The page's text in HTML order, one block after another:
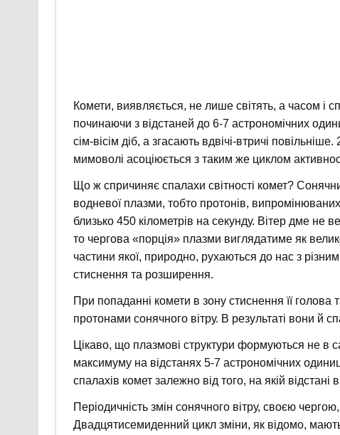
Комети, виявляється, не лише світять, а часом і
починаючи з відстаней до 6-7 астрономічних
сім-вісім діб, а згасають вдвічі-втричі
мимоволі асоціюється з таким же циклом
Що ж спричиняє спалахи світності комет?
водневої плазми, тобто протонів,
близько 450 кілометрів на секунду. Вітер дме
то чергова «порція» плазми виглядатиме як
частини якої, природно, рухаються до нас з
стиснення та розширення.
При попаданні комети в зону стиснення її
протонами сонячного вітру. В результаті вони й
Цікаво, що плазмові структури формуються не в
максимуму на відстанях 5-7 астрономічних
спалахів комет залежно від того, на якій
Періодичність змін сонячного вітру, своєю
Двадцятисемиденний цикл зміни, як відомо,